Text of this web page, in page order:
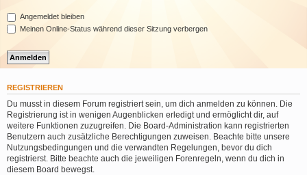
Angemeldet bleiben
Meinen Online-Status während dieser Sitzung verbergen
REGISTRIEREN
Du musst in diesem Forum registriert sein, um dich anmelden zu können. Die
Registrierung ist in wenigen Augenblicken erledigt und ermöglicht dir, auf
weitere Funktionen zuzugreifen. Die Board-Administration kann registrierten
Benutzern auch zusätzliche Berechtigungen zuweisen. Beachte bitte unsere
Nutzungsbedingungen und die verwandten Regelungen, bevor du dich
registrierst. Bitte beachte auch die jeweiligen Forenregeln, wenn du dich in
diesem Board bewegst.